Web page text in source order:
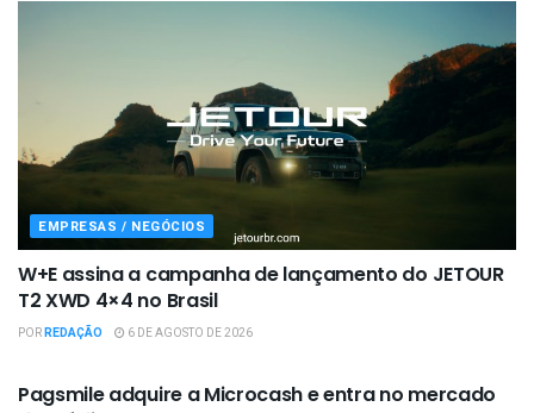
EMPRESAS / NEGÓCIOS
W+E assina a campanha de lançamento do JETOUR
T2 XWD 4×4 no Brasil
PORREDAÇÃO 6 DE AGOSTO DE 2026
Pagsmile adquire a Microcash e entra no mercado